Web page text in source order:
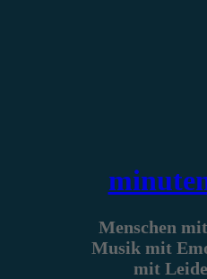
Menschen
Musik mit
mit